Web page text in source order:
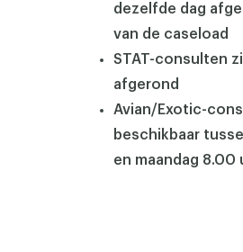
dezelfde dag
van de caseload
STAT-consulten
afgerond
Avian/Exotic-
beschikbaar
en maandag 8.00
×